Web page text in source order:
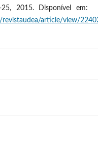
2015. Disponível em:
revistaudea/article/view/